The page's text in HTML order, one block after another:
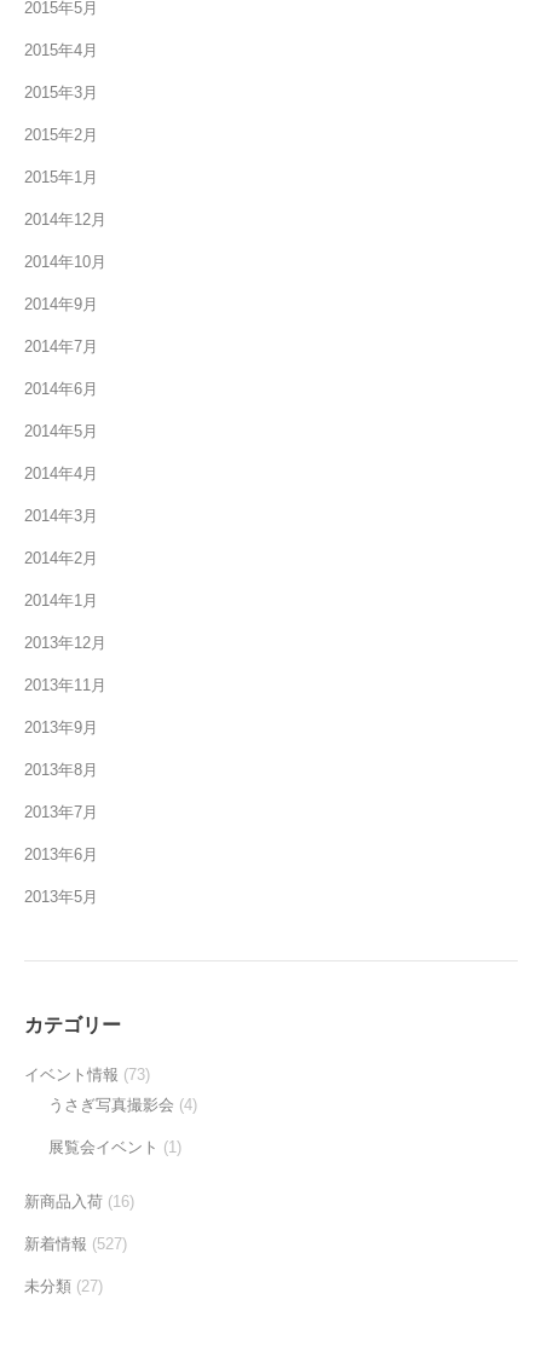
2015年5月
2015年4月
2015年3月
2015年2月
2015年1月
2014年12月
2014年10月
2014年9月
2014年7月
2014年6月
2014年5月
2014年4月
2014年3月
2014年2月
2014年1月
2013年12月
2013年11月
2013年9月
2013年8月
2013年7月
2013年6月
2013年5月
カテゴリー
イベント情報 (73)
うさぎ写真撮影会 (4)
展覧会イベント (1)
新商品入荷 (16)
新着情報 (527)
未分類 (27)